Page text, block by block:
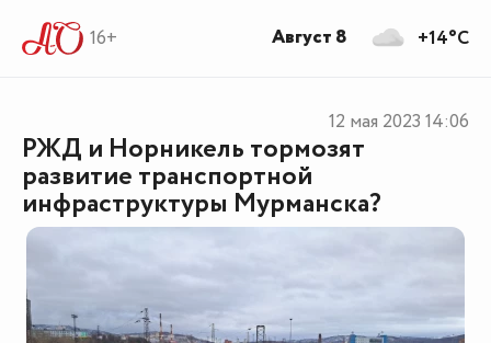
16+
РЖД и Норникель тормозят
развитие транспортной
инфраструктуры Мурманска?
12 мая 2023 14:06
+14°C
Август 8